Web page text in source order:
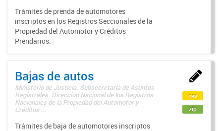
Trámites de prenda de automotores
inscriptos en los Registros Seccionales de la
Propiedad del Automotor y Créditos
Prendarios.
Bajas de autos
Ministerio de Justicia. Subsecretaría de Asuntos
Registrales. Dirección Nacional de los Registros
Nacionales de la Propiedad del Automotor y
Créditos ...
Trámites de baja de automotores inscriptos
csv
zip